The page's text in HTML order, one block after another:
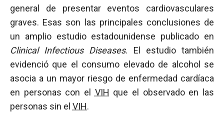
general de presentar eventos cardiovasculares
graves. Esas son las principales conclusiones de
un amplio estudio estadounidense publicado en
Clinical Infectious Diseases. El estudio también
evidenció que el consumo elevado de alcohol se
asocia a un mayor riesgo de enfermedad cardíaca
en personas con el VIH que el observado en las
personas sin el VIH.